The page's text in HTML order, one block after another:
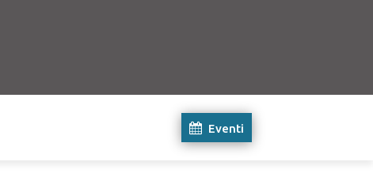
Eventi